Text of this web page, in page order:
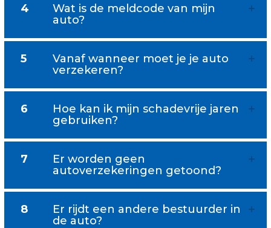
4
Wat is de meldcode van mijn
auto?
5
Vanaf wanneer moet je je auto
verzekeren?
6
Hoe kan ik mijn schadevrije jaren
gebruiken?
7
Er worden geen
autoverzekeringen getoond?
8
Er rijdt een andere bestuurder in
de auto?